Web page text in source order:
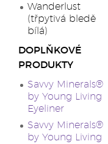
Wanderlust
(třpytivá bledě
bílá)
DOPLŇKOVÉ
PRODUKTY
Savvy Minerals®
by Young Living
Eyeliner
Savvy Minerals®
by Young Living